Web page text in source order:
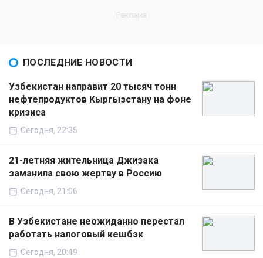
ПОСЛЕДНИЕ НОВОСТИ
Узбекистан направит 20 тысяч тонн
нефтепродуктов Кыргызстану на фоне
кризиса
Сегодня, 22:35
21-летняя жительница Джизака
заманила свою жертву в Россию
Сегодня, 21:06
В Узбекистане неожиданно перестал
работать налоговый кешбэк
Сегодня, 20:49